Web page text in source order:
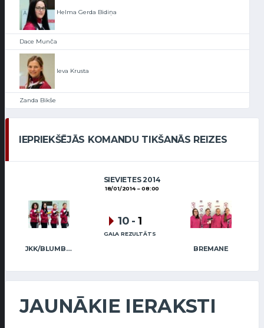
Helma Gerda Bidiņa
Dace Munča
Ieva Krusta
Zanda Bikše
IEPRIEKŠĒJĀS KOMANDU TIKŠANĀS REIZES
SIEVIETES 2014
18/01/2014 08:00
JKK/BLUMBERGA-BĒRZIŅA BREMANE
10 - 1
GALA REZULTĀTS
JAUNĀKIE IERAKSTI